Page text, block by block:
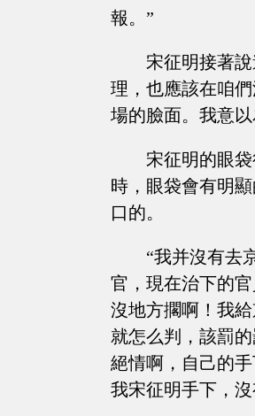
報。”
宋征明接著
理，也應該在咱
場的臉面。我意
宋征明的眼
時，眼袋會有明
口的。
“我并沒有去
官，現在治下的
沒地方擱啊！我
就怎么判，該罰
絕情啊，自己的
我宋征明手下，